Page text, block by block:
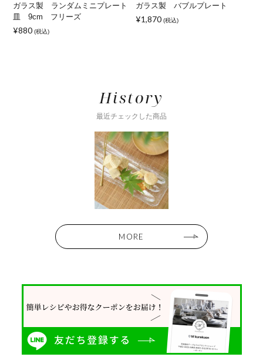
ガラス製 ランダムミニプレート
皿 9cm フリーズ
¥880 (税込)
ガラス製 バブルプレート
¥1,870 (税込)
History
最近チェックした商品
MORE